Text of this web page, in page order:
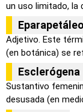
un uso limitado, la
Eparapetáleo
Adjetivo. Este
(en botánica) se
Esclerógena
Sustantivo
desusada (en